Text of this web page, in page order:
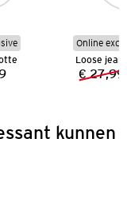
Online
€ 27,99
kunnen